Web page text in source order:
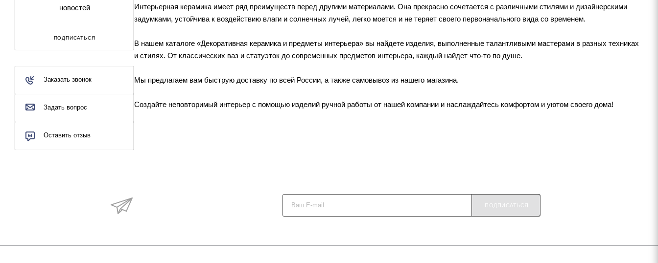
Интерьерная керамика имеет ряд преимуществ перед другими материалами. Она прекрасно сочетается с различными стилями и дизайнерскими
задумками, устойчива к воздействию влаги и солнечных лучей, легко моется и не теряет своего первоначального вида со временем.
В нашем каталоге «Декоративная керамика и предметы интерьера» вы найдете изделия, выполненные талантливыми мастерами в разных техниках
и стилях. От классических ваз и статуэток до современных предметов интерьера, каждый найдет что-то по душе.
Мы предлагаем вам быструю доставку по всей России, а также самовывоз из нашего магазина.
Создайте неповторимый интерьер с помощью изделий ручной работы от нашей компании и наслаждайтесь комфортом и уютом своего дома!
новостей
ПОДПИСАТЬСЯ
Заказать звонок
Задать вопрос
Оставить отзыв
ПОДПИСАТЬСЯ